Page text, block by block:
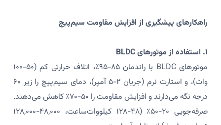
راهکارهای پیشگیری از افزایش مقاومت سیم‌پیچ
۱. استفاده از موتورهای BLDC
موتورهای BLDC با راندمان ۸۵-۹۵٪، اتلاف حرارتی کم (۵۰-۱۰۰
وات)، و استارت نرم (جریان ۲-۵ آمپر)، دمای سیم‌پیچ را زیر ۶۰
درجه نگه می‌دارند و افزایش مقاومت را ۵۰-۷۰٪ کاهش می‌دهند.
صرفه‌جویی ۲۰-۵۰٪ (۴۸-۱۲۸ کیلووات‌ساعت، ۴۸,۰۰۰-۱۲۸,۰۰۰